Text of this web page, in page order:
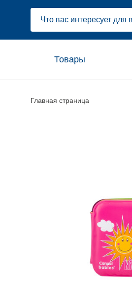
Товары
Главная страница